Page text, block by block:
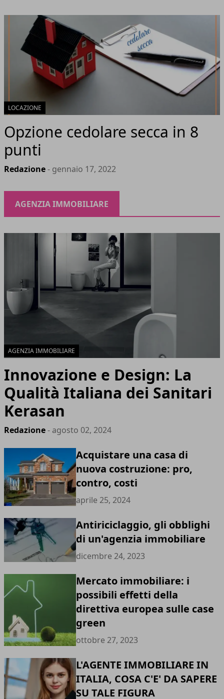
LOCAZIONE
Opzione cedolare secca in 8
punti
Redazione- gennaio 17, 2022
AGENZIA IMMOBILIARE
AGENZIA IMMOBILIARE
Innovazione e Design: La
Qualità Italiana dei Sanitari
Kerasan
Redazione- agosto 02, 2024
Acquistare una casa di
nuova costruzione: pro,
contro, costi
aprile 25, 2024
Antiriciclaggio, gli obblighi
di un'agenzia immobiliare
dicembre 24, 2023
Mercato immobiliare: i
possibili effetti della
direttiva europea sulle case
green
ottobre 27, 2023
L'AGENTE IMMOBILIARE IN
ITALIA, COSA C'E' DA SAPERE
SU TALE FIGURA